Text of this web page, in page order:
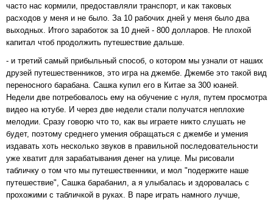
часто нас кормили, предоставляли транспорт, и как таковых
расходов у меня и не было. За 10 рабочих дней у меня было два
выходных. Итого заработок за 10 дней - 800 долларов. Не плохой
капитал чтоб продолжить путешествие дальше.
- и третий самый прибыльный способ, о котором мы узнали от наших
друзей путешественников, это игра на джембе. Джембе это такой вид
переносного барабана. Сашка купил его в Китае за 300 юаней.
Недели две потребовалось ему на обучение с нуля, путем просмотра
видео на ютубе. И через две недели стали получатся неплохие
мелодии. Сразу говорю что то, как вы играете никто слушать не
будет, поэтому среднего умения обращаться с джембе и умения
издавать хоть несколько звуков в правильной последовательности
уже хватит для зарабатывания денег на улице. Мы рисовали
табличку о том что мы путешественники, и мол "подержите наше
путешествие", Сашка барабанил, а я улыбалась и здоровалась с
прохожими с табличкой в руках. В паре играть намного лучше,